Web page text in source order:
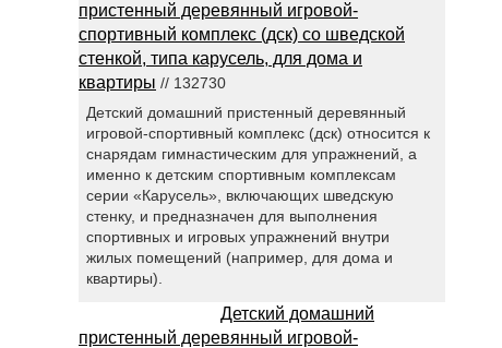
пристенный деревянный игровой-
спортивный комплекс (дск) со шведской
стенкой, типа карусель, для дома и
квартиры // 132730
Детский домашний пристенный деревянный
игровой-спортивный комплекс (дск) относится к
снарядам гимнастическим для упражнений, а
именно к детским спортивным комплексам
серии «Карусель», включающих шведскую
стенку, и предназначен для выполнения
спортивных и игровых упражнений внутри
жилых помещений (например, для дома и
квартиры).
Детский домашний
пристенный деревянный игровой-